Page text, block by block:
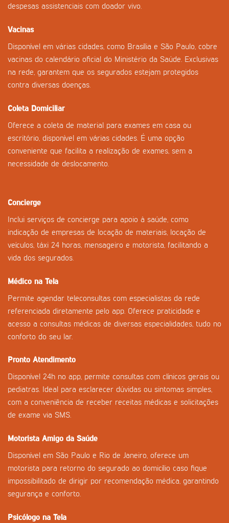
despesas assistenciais com doador vivo.
Vacinas
Disponível em várias cidades, como Brasília e São Paulo, cobre
vacinas do calendário oficial do Ministério da Saúde. Exclusivas
na rede, garantem que os segurados estejam protegidos
contra diversas doenças.
Coleta Domiciliar
Oferece a coleta de material para exames em casa ou
escritório, disponível em várias cidades. É uma opção
conveniente que facilita a realização de exames, sem a
necessidade de deslocamento.
Concierge
Inclui serviços de concierge para apoio à saúde, como
indicação de empresas de locação de materiais, locação de
veículos, táxi 24 horas, mensageiro e motorista, facilitando a
vida dos segurados.
Médico na Tela
Permite agendar teleconsultas com especialistas da rede
referenciada diretamente pelo app. Oferece praticidade e
acesso a consultas médicas de diversas especialidades, tudo no
conforto do seu lar.
Pronto Atendimento
Disponível 24h no app, permite consultas com clínicos gerais ou
pediatras. Ideal para esclarecer dúvidas ou sintomas simples,
com a conveniência de receber receitas médicas e solicitações
de exame via SMS.
Motorista Amigo da Saúde
Disponível em São Paulo e Rio de Janeiro, oferece um
motorista para retorno do segurado ao domicílio caso fique
impossibilitado de dirigir por recomendação médica, garantindo
segurança e conforto.
Psicólogo na Tela